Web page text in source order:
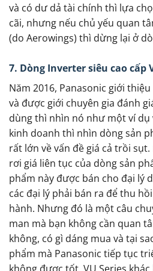
và có dư dả tài chính thì lựa
cãi, nhưng nếu chủ yếu quan
(do Aerowings) thì dừng lại ở
7. Dòng Inverter siêu cao cấp
Năm 2016, Panasonic giới
và được giới chuyên gia đánh
dùng thì nhìn nó như một ví dụ
kinh doanh thì nhìn dòng sản
rất lớn về vấn đề giá cả trồi
rơi giá liên tục của dòng sản
phẩm này được bán cho đại lý
các đại lý phải bán ra để thu
hành. Nhưng đó là một câu
man mà bạn không cần quan
không, có gì dáng mua và tại
phẩm mà Panasonic tiếp tục